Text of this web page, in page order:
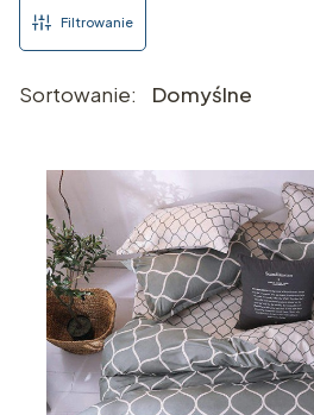
Filtrowanie
Lista produktów
Sortowanie: Domyślne
Domyślne